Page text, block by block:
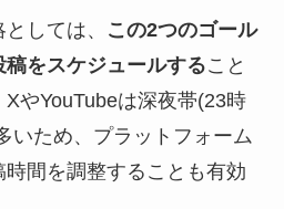
しては、
この2つのゴール
をスケジュールすること
やYouTubeは深夜帯(23時
いため、プラットフォーム
間を調整することも有効